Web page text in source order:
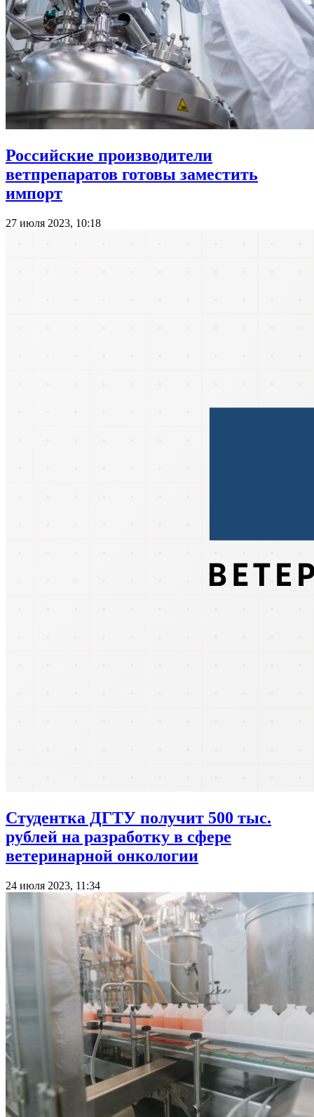
Российские производители
ветпрепаратов готовы заместить
импорт
27 июля 2023, 10:18
Студентка ДГТУ получит 500 тыс.
рублей на разработку в сфере
ветеринарной онкологии
24 июля 2023, 11:34